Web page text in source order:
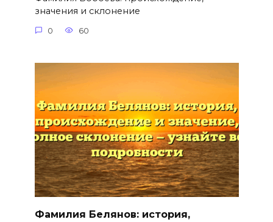
значения и склонение
0 60
Фамилия Белянов: история,